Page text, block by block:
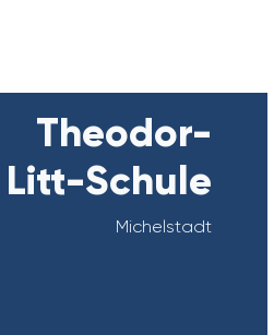
Theodor-
Litt-Schule
Michelstadt